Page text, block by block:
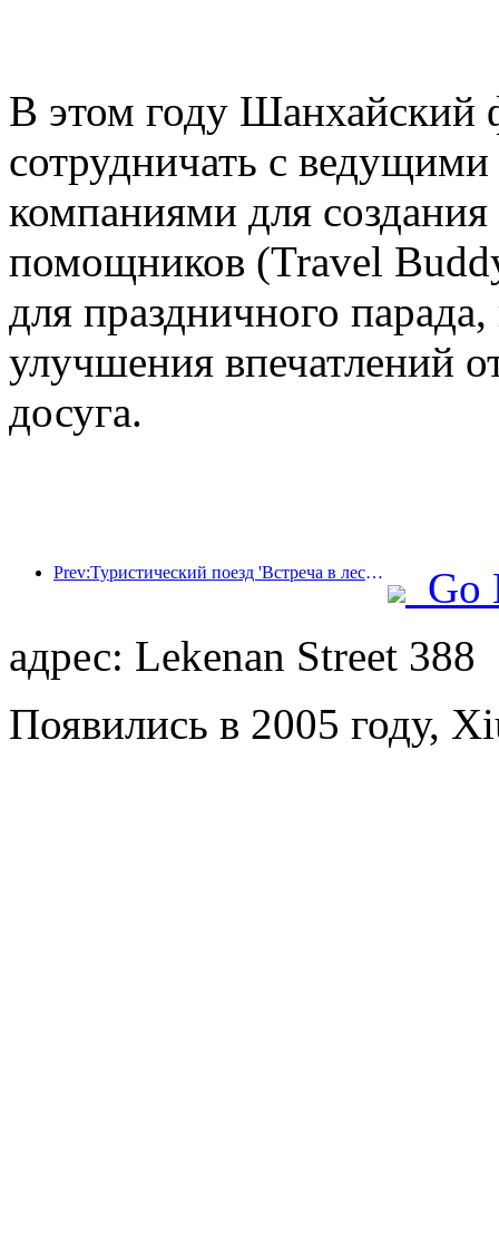
В этом году Шанхайский
сотрудничать с
компаниями для
помощников (Travel
для праздничного
улучшения впечатлений
досуга.
Prev:Туристический поезд 'Встреча в лесу Хулунбуир - Экспресс Дасинганлин - Поезд 'Звездный свет' - Путешествие в Тяньи' совершает свой первый рейс.
Go
адрес: Lekenan Street 388
Появились в 2005 году,